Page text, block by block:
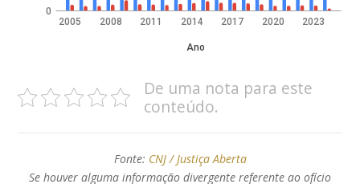
2005 2008 2011 2014 2017 2020 2023
Ano
0
De uma nota para este
conteúdo.
Fonte: CNJ / Justiça Aberta
Se houver alguma informação divergente referente ao ofício